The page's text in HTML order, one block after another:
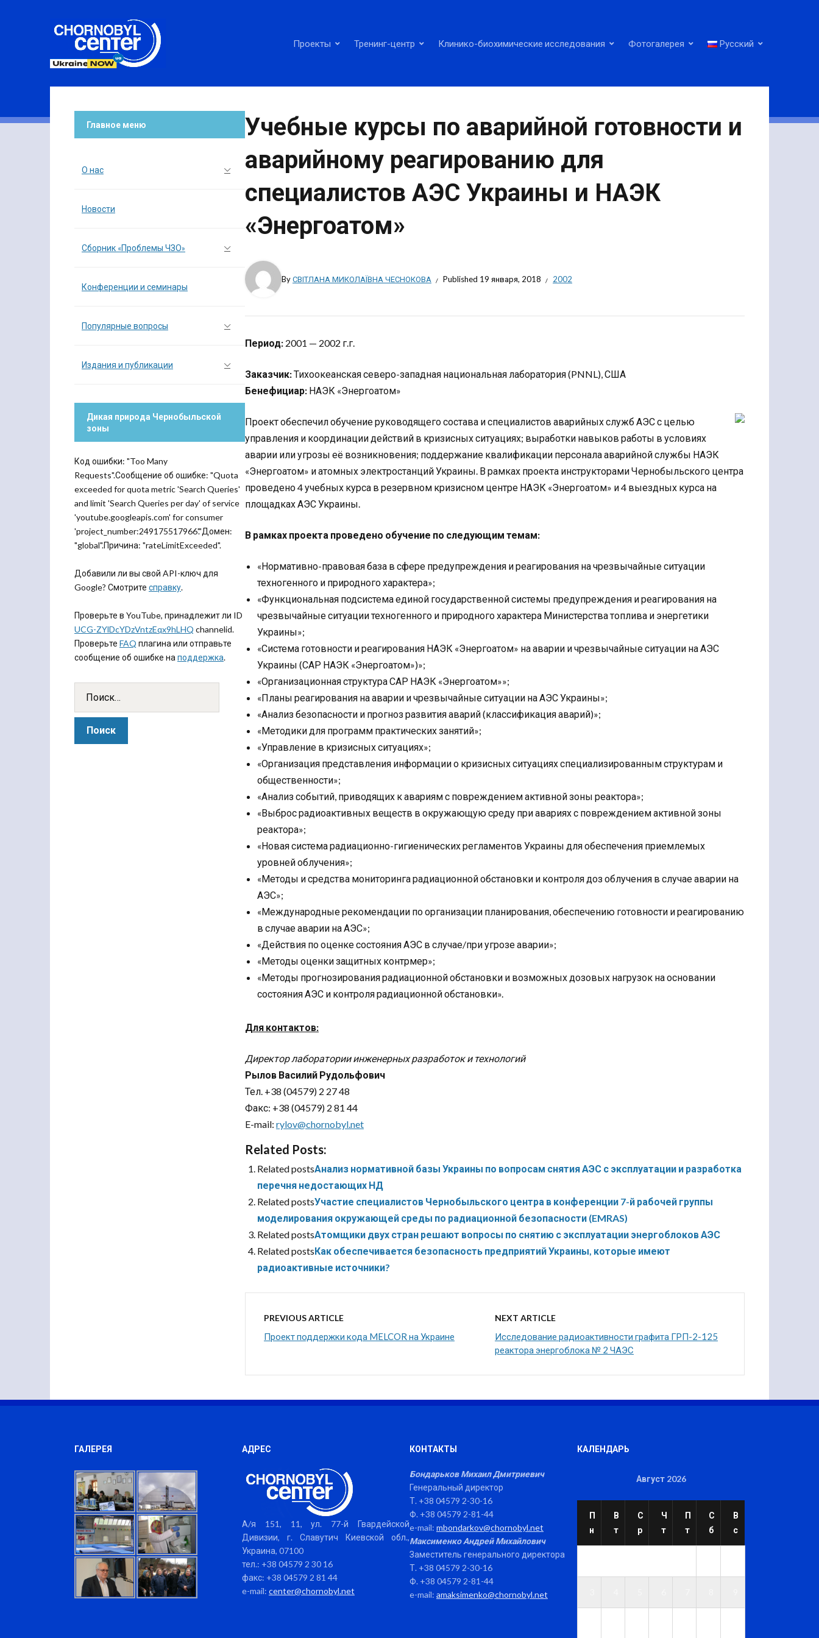
Проекты Тренинг-центр Клинико-биохимические исследования Фотогалерея Русский
Учебные курсы по аварийной готовности и
аварийному реагированию для
специалистов АЭС Украины и НАЭК
«Энергоатом»
ByСВІТЛАНА МИКОЛАЇВНА ЧЕСНОКОВА Published 19 января, 2018 2002
Период: 2001 — 2002 г.г.
Заказчик:Тихоокеанская северо-западная национальная лаборатория (PNNL), США
Бенефициар: НАЭК «Энергоатом»
Проект обеспечил обучение руководящего состава и специалистов аварийных служб АЭС с целью
управления и координации действий в кризисных ситуациях; выработки навыков работы в условиях
аварии или угрозы её возникновения; поддержание квалификации персонала аварийной службы НАЭК
«Энергоатом» и атомных электростанций Украины. В рамках проекта инструкторами Чернобыльского центра
проведено 4 учебных курса в резервном кризисном центре НАЭК «Энергоатом» и 4 выездных курса на
площадках АЭС Украины.
В рамках проекта проведено обучение по следующим темам:
«Нормативно-правовая база в сфере предупреждения и реагирования на чрезвычайные ситуации
техногенного и природного характера»;
«Функциональная подсистема единой государственной системы предупреждения и реагирования на
чрезвычайные ситуации техногенного и природного характера Министерства топлива и энергетики
Украины»;
«Система готовности и реагирования НАЭК «Энергоатом» на аварии и чрезвычайные ситуации на АЭС
Украины (САР НАЭК «Энергоатом»)»;
«Организационная структура САР НАЭК «Энергоатом»»;
«Планы реагирования на аварии и чрезвычайные ситуации на АЭС Украины»;
«Анализ безопасности и прогноз развития аварий (классификация аварий)»;
«Методики для программ практических занятий»;
«Управление в кризисных ситуациях»;
«Организация представления информации о кризисных ситуациях специализированным структурам и
общественности»;
«Анализ событий, приводящих к авариям с повреждением активной зоны реактора»;
«Выброс радиоактивных веществ в окружающую среду при авариях с повреждением активной зоны
реактора»;
«Новая система радиационно-гигиенических регламентов Украины для обеспечения приемлемых
уровней облучения»;
«Методы и средства мониторинга радиационной обстановки и контроля доз облучения в случае аварии на
АЭС»;
«Международные рекомендации по организации планирования, обеспечению готовности и реагированию
в случае аварии на АЭС»;
«Действия по оценке состояния АЭС в случае/при угрозе аварии»;
«Методы оценки защитных контрмер»;
«Методы прогнозирования радиационной обстановки и возможных дозовых нагрузок на основании
состояния АЭС и контроля радиационной обстановки».
Для контактов:
Директор лаборатории инженерных разработок и технологий
Рылов Василий Рудольфович
Тел. +38 (04579) 2 27 48
Факс: +38 (04579) 2 81 44
E-mail: rylov@chornobyl.net
Related Posts:
Related postsАнализ нормативной базы Украины по вопросам снятия АЭС с эксплуатации и разработка
перечня недостающих НД
Related postsУчастие специалистов Чернобыльского центра в конференции 7-й рабочей группы
моделирования окружающей среды по радиационной безопасности (EMRAS)
Related postsАтомщики двух стран решают вопросы по снятию с эксплуатации энергоблоков АЭС
Related postsКак обеспечивается безопасность предприятий Украины, которые имеют
радиоактивные источники?
PREVIOUS ARTICLE
Проект поддержки кода MELCOR на Украине
NEXT ARTICLE
Исследование радиоактивности графита ГРП-2-125
реактора энергоблока № 2 ЧАЭС
Главное меню
О нас
Новости
Сборник «Проблемы ЧЗО»
Конференции и семинары
Популярные вопросы
Издания и публикации
Дикая природа Чернобыльской
зоны
Код ошибки: "Too Many
Requests".Сообщение об ошибке: "Quota
exceeded for quota metric 'Search Queries'
and limit 'Search Queries per day' of service
'youtube.googleapis.com' for consumer
'project_number:249175517966'."Домен:
"global".Причина: "rateLimitExceeded".
Добавили ли вы свой API-ключ для
Google? Смотрите справку.
Проверьте в YouTube, принадлежит ли ID
UCG-ZYlDcYDzVntzEqx9hLHQ channelid.
Проверьте FAQ плагина или отправьте
сообщение об ошибке на поддержка.
ГАЛЕРЕЯ АДРЕС
А/я 151, 11, ул. 77-й Гвардейской
Дивизии, г. Славутич Киевской обл.,
Украина, 07100
тел.: +38 04579 2 30 16
факс: +38 04579 2 81 44
e-mail: center@chornobyl.net
КОНТАКТЫ
Бондарьков Михаил Дмитриевич
Генеральный директор
Т. +38 04579 2-30-16
Ф. +38 04579 2-81-44
e-mail: mbondarkov@chornobyl.net
Максименко Андрей Михайлович
Заместитель генерального директора
Т. +38 04579 2-30-16
Ф. +38 04579 2-81-44
e-mail: amaksimenko@chornobyl.net
КАЛЕНДАРЬ
Август 2026
П
н
В
т
С
р
Ч
т
П
т
С
б
В
с